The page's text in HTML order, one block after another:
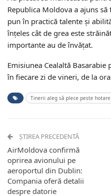
Republica Moldova a ajuns
pun în practică talente și
înțeles cât de grea este
importante au de învățat.
Emisiunea Cealaltă
în fiecare zi de vineri, de la
Tinerii aleg să plece peste
ȘTIREA PRECEDENTĂ
AirMoldova confirmă
oprirea avionului pe
aeroportul din Dublin:
Compania oferă detalii
despre datorie